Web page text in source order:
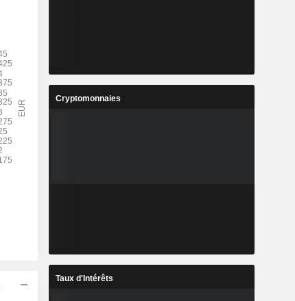
Cryptomonnaies
Taux d'Intérêts